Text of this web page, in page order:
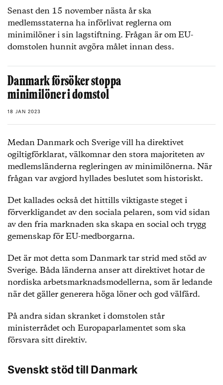
Senast den 15 november nästa år ska
medlemsstaterna ha införlivat reglerna om
minimilöner i sin lagstiftning. Frågan är om EU-
domstolen hunnit avgöra målet innan dess.
Danmark försöker stoppa
minimilöner i domstol
18 JAN 2023
Medan Danmark och Sverige vill ha direktivet
ogiltigförklarat, välkomnar den stora majoriteten av
medlemsländerna regleringen av minimilönerna. När
frågan var avgjord hyllades beslutet som historiskt.
Det kallades också det hittills viktigaste steget i
förverkligandet av den sociala pelaren, som vid sidan
av den fria marknaden ska skapa en social och trygg
gemenskap för EU-medborgarna.
Det är mot detta som Danmark tar strid med stöd av
Sverige. Båda länderna anser att direktivet hotar de
nordiska arbetsmarknadsmodellerna, som är ledande
när det gäller generera höga löner och god välfärd.
På andra sidan skranket i domstolen står
ministerrådet och Europaparlamentet som ska
försvara sitt direktiv.
Svenskt stöd till Danmark